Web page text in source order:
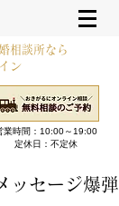
相談所なら
ン
業時間：10:00～19:00​
定休日：不定休
ッセージ爆弾